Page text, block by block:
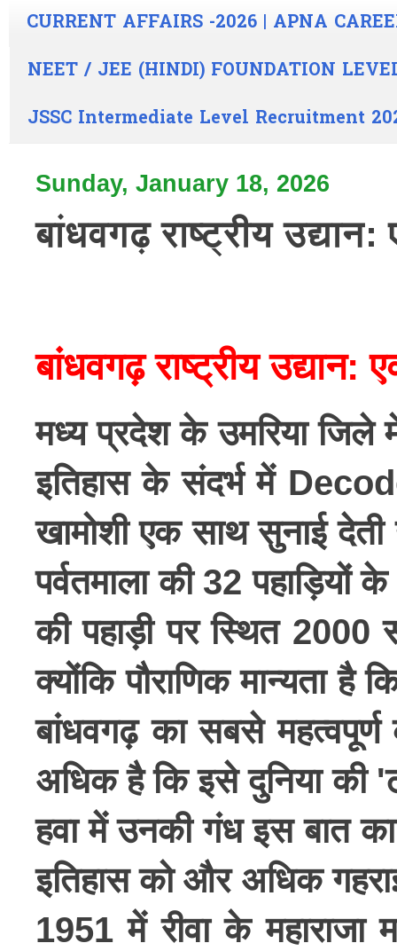
CURRENT AFFAIRS -2026 | APNA
NEET / JEE (HINDI) FOUNDATION
JSSC Intermediate Level Recruitment
Sunday, January 18, 2026
बांधवगढ़ राष्ट्रीय
बांधवगढ़ राष्ट्रीय
मध्य प्रदेश के उमरिया जिले
इतिहास के संदर्भ में
खामोशी एक साथ सुनाई
पर्वतमाला की 32
की पहाड़ी पर स्थित
क्योंकि पौराणिक मान्यता
बांधवगढ़ का सबसे महत्वपूर्ण
अधिक है कि इसे दुनिया की
हवा में उनकी गंध इस बात
इतिहास को और अधिक
1951 में रीवा के